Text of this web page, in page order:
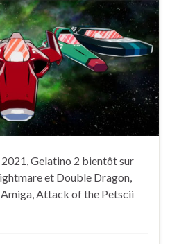
2021, Gelatino 2 bientôt sur
et Double Dragon,
Attack of the Petscii